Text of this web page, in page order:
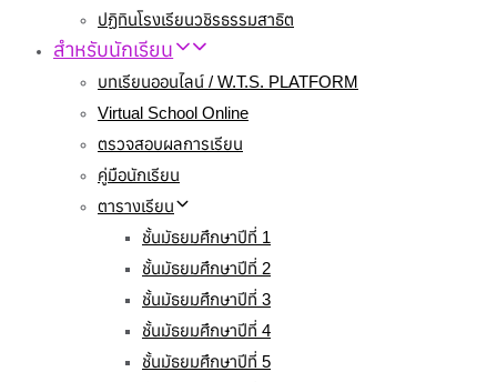
ปฏิทินโรงเรียนวชิรธรรมสาธิต
สำหรับนักเรียน
บทเรียนออนไลน์ / W.T.S. PLATFORM
Virtual School Online
ตรวจสอบผลการเรียน
คู่มือนักเรียน
ตารางเรียน
ชั้นมัธยมศึกษาปีที่ 1
ชั้นมัธยมศึกษาปีที่ 2
ชั้นมัธยมศึกษาปีที่ 3
ชั้นมัธยมศึกษาปีที่ 4
ชั้นมัธยมศึกษาปีที่ 5